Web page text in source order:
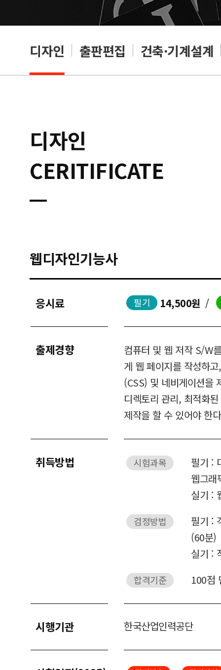
디자인 출판편집 건축·기계설계
디자인
CERITIFICATE
웹디자인기능사
응시료 필기 14,500원 /
출제경향
컴퓨터 및 웹 저작 S/W
게 웹 페이지를 작성하
(CSS) 및 네비게이션을
디렉토리 관리, 최적화
제작을 할 수 있어야 한
취득방법 시험과목
필기 :
웹그래
실기 :
검정방법
필기 :
(60분)
실기 :
합격기준 100점
시행기관 한국산업인력공단